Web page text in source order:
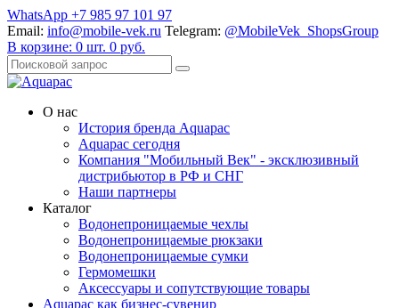
WhatsApp +7 985 97 101 97
Email: info@mobile-vek.ru Telegram: @MobileVek_ShopsGroup
В корзине: 0 шт. 0 руб.
О нас
История бренда Aquapac
Aquapac cегодня
Компания "Мобильный Век" - эксклюзивный
дистрибьютор в РФ и СНГ
Наши партнеры
Каталог
Водонепроницаемые чехлы
Водонепроницаемые рюкзаки
Водонепроницаемые сумки
Гермомешки
Аксессуары и сопутствующие товары
Aquapac как бизнес-сувенир